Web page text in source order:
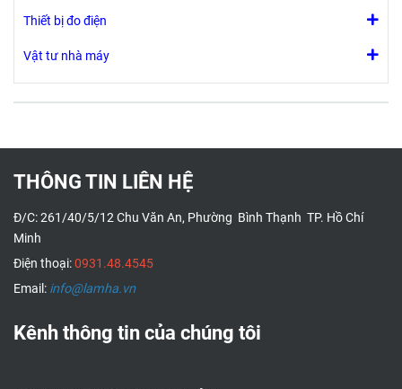
động
đảo
công
SPDT có
chỉnh
Thiết bị đo điện
Vật tư nhà máy
THÔNG TIN LIÊN HỆ
Đ/C: 261/40/5/12 Chu Văn An, Phường Bình Thạnh TP. Hồ Chí
Minh
Điện thoại:0931.48.4545
Email: info@lamha.vn
Kênh thông tin của chúng tôi